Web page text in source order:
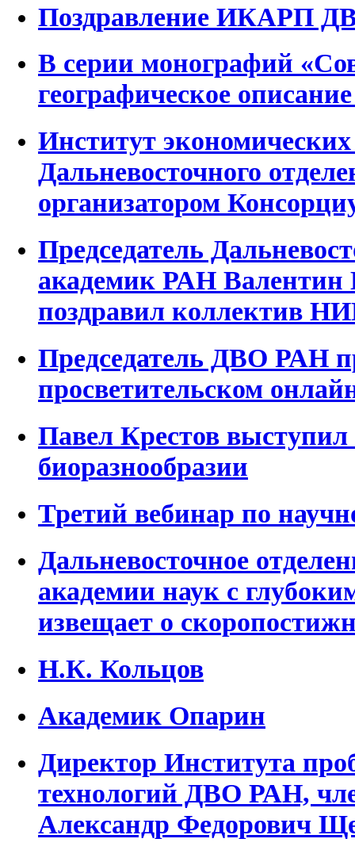
Поздравление ИКАРП
В серии монографий
географическое
Институт
Дальневосточного
организатором
Председатель
академик РАН Валентин
поздравил коллектив
Председатель ДВО РАН
просветительском
Павел Крестов выступил
биоразнообразии
Третий вебинар по
Дальневосточное
академии наук с
извещает о
Н.К. Кольцов
Академик Опарин
Директор Института
технологий ДВО РАН,
Александр Федорович